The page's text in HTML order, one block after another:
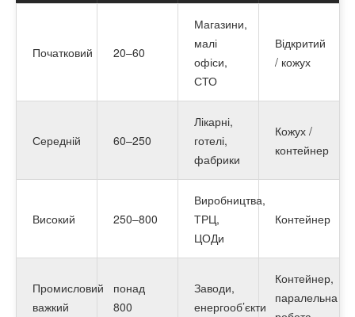
Початковий 20–60
Магазини,
малі
офіси,
СТО
Відкритий
/ кожух
Середній 60–250
Лікарні,
готелі,
фабрики
Кожух /
контейнер
Високий 250–800
Виробництва,
ТРЦ,
ЦОДи
Контейнер
Промисловий
важкий
понад
800
Заводи,
енергооб’єкти
Контейнер,
паралельна